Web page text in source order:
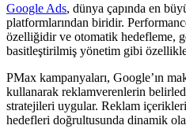
Google Ads, dünya çapında en
platformlarından biridir.
özelliğidir ve otomatik hedefleme,
basitleştirilmiş yönetim gibi
PMax kampanyaları, Google’ın
kullanarak reklamverenlerin
stratejileri uygular. Reklam
hedefleri doğrultusunda dinamik